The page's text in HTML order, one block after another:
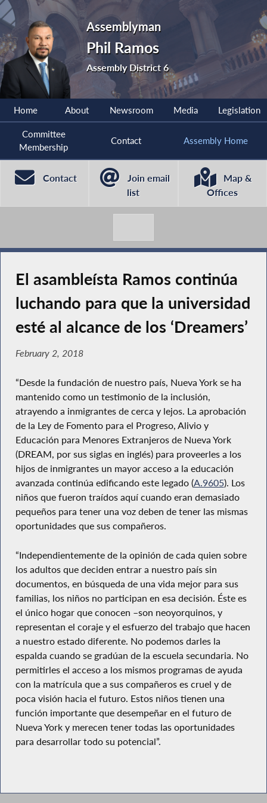
Assemblyman
Phil Ramos
Assembly District 6
Home About Newsroom Media Legislation
Committee
Membership
Contact Assembly Home
Contact
Join email
list
Map &
Offices
El asambleísta Ramos continúa
luchando para que la universidad
esté al alcance de los ‘Dreamers’
February 2, 2018
“Desde la fundación de nuestro país, Nueva York se ha
mantenido como un testimonio de la inclusión,
atrayendo a inmigrantes de cerca y lejos. La aprobación
de la Ley de Fomento para el Progreso, Alivio y
Educación para Menores Extranjeros de Nueva York
(DREAM, por sus siglas en inglés) para proveerles a los
hijos de inmigrantes un mayor acceso a la educación
avanzada continúa edificando este legado (A.9605). Los
niños que fueron traídos aquí cuando eran demasiado
pequeños para tener una voz deben de tener las mismas
oportunidades que sus compañeros.
“Independientemente de la opinión de cada quien sobre
los adultos que deciden entrar a nuestro país sin
documentos, en búsqueda de una vida mejor para sus
familias, los niños no participan en esa decisión. Éste es
el único hogar que conocen –son neoyorquinos, y
representan el coraje y el esfuerzo del trabajo que hacen
a nuestro estado diferente. No podemos darles la
espalda cuando se gradúan de la escuela secundaria. No
permitirles el acceso a los mismos programas de ayuda
con la matrícula que a sus compañeros es cruel y de
poca visión hacia el futuro. Estos niños tienen una
función importante que desempeñar en el futuro de
Nueva York y merecen tener todas las oportunidades
para desarrollar todo su potencial”.